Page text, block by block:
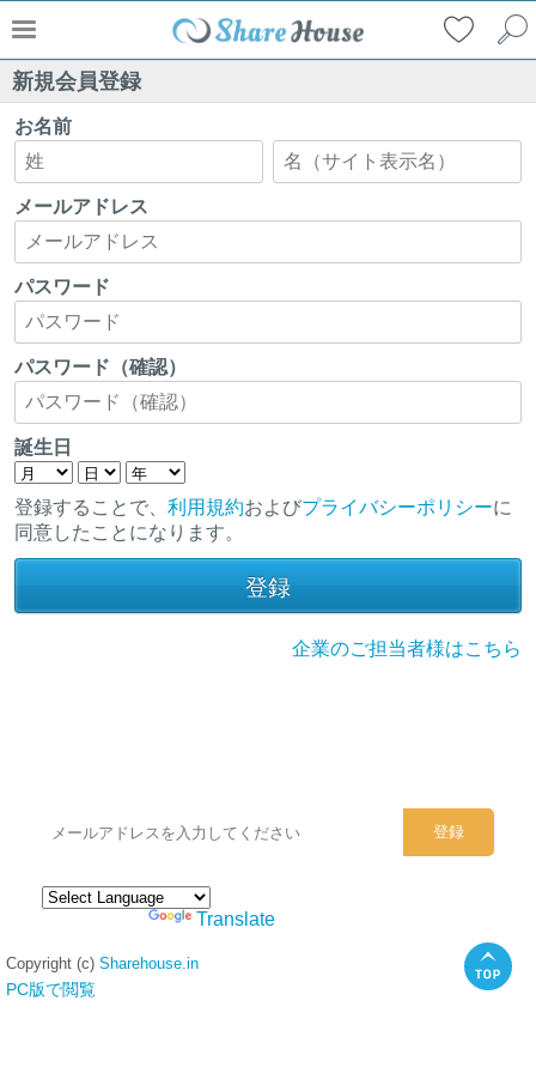
新規会員登録
お名前
メールアドレス
パスワード
パスワード（確認）
誕生日
登録することで、 利用規約およびプライバシーポリシーに
同意したことになります。
企業のご担当者様はこちら
Translate
Copyright (c) Sharehouse.in
PC版で閲覧